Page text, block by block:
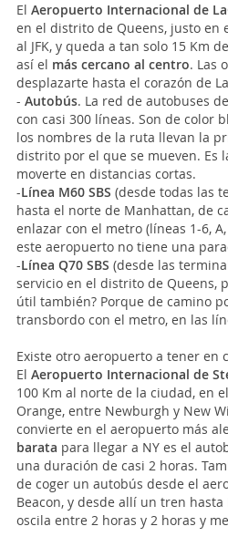
El Aeropuerto Internacional de
en el distrito de Queens, justo en
al JFK, y queda a tan solo 15 Km
así el más cercano al centro. Las
desplazarte hasta el corazón de
- Autobús. La red de autobuses
con casi 300 líneas. Son de color
los nombres de la ruta llevan la
distrito por el que se mueven. Es
moverte en distancias cortas.
-Línea M60 SBS (desde todas las
hasta el norte de Manhattan, de
enlazar con el metro (líneas 1-6, A,
este aeropuerto no tiene una
-Línea Q70 SBS (desde las
servicio en el distrito de Queens,
útil también? Porque de camino
transbordo con el metro, en las
Existe otro aeropuerto a tener en
El Aeropuerto Internacional de
100 Km al norte de la ciudad, en
Orange, entre Newburgh y New
convierte en el aeropuerto más
barata para llegar a NY es el
una duración de casi 2 horas.
de coger un autobús desde el
Beacon, y desde allí un tren
oscila entre 2 horas y 2 horas y